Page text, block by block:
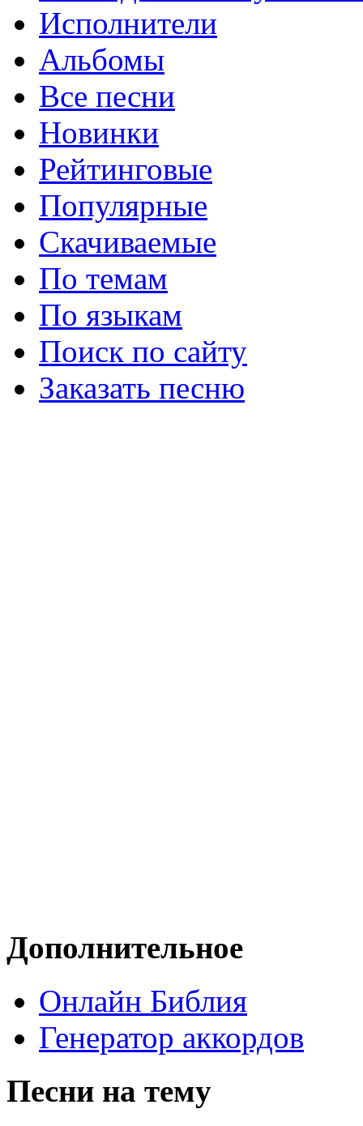
Исполнители
Альбомы
Все песни
Новинки
Рейтинговые
Популярные
Скачиваемые
По темам
По языкам
Поиск по сайту
Заказать песню
Дополнительное
Онлайн Библия
Генератор аккордов
Песни на тему